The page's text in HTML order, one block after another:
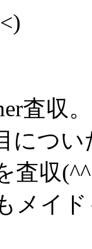
査収
につ
査収
メイ